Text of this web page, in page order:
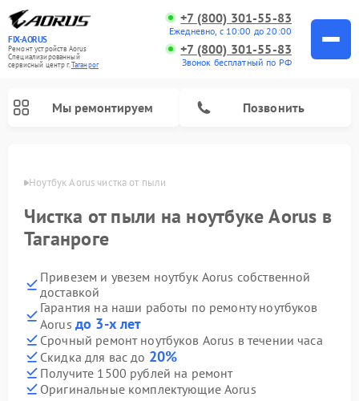
FIX-AORUS
Ремонт устройств Aorus
Специализированный
cервисный центр г.Таганрог
+7 (800) 301-55-83
Ежедневно, с 10:00 до 20:00
+7 (800) 301-55-83
Звонок бесплатный по РФ
Мы ремонтируем Позвонить
Ноутбук Aorus чистка от пыли
Чистка от пыли на ноутбуке Aorus в
Таганроге
Привезем и увезем ноутбук Aorus собственной
доставкой
Гарантия на наши работы по ремонту ноутбуков
Aorus до 3-х лет
Срочный ремонт ноутбуков Aorus в течении часа
Скидка для вас до 20%
Получите 1500 рублей на ремонт
Оригинальные комплектующие Aorus